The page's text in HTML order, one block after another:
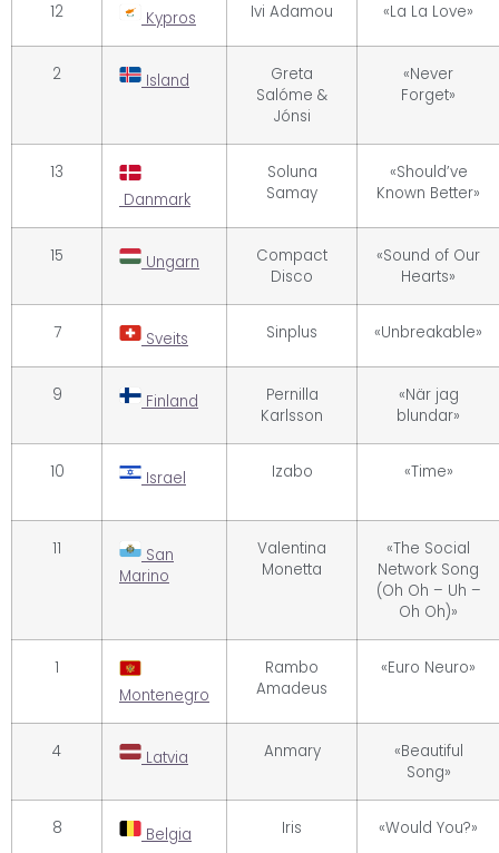
12 Kypros Ivi Adamou «La La Love»
2 Island
Greta
Salóme &
Jónsi
«Never
Forget»
13
Danmark
Soluna
Samay
«Should’ve
Known Better»
15 Ungarn
Compact
Disco
«Sound of Our
Hearts»
7 Sveits Sinplus «Unbreakable»
9 Finland
Pernilla
Karlsson
«När jag
blundar»
10 Israel Izabo «Time»
11
San
Marino
Valentina
Monetta
«The Social
Network Song
(Oh Oh – Uh –
Oh Oh)»
1
Montenegro
Rambo
Amadeus
«Euro Neuro»
4 Latvia Anmary
«Beautiful
Song»
8 Belgia Iris «Would You?»